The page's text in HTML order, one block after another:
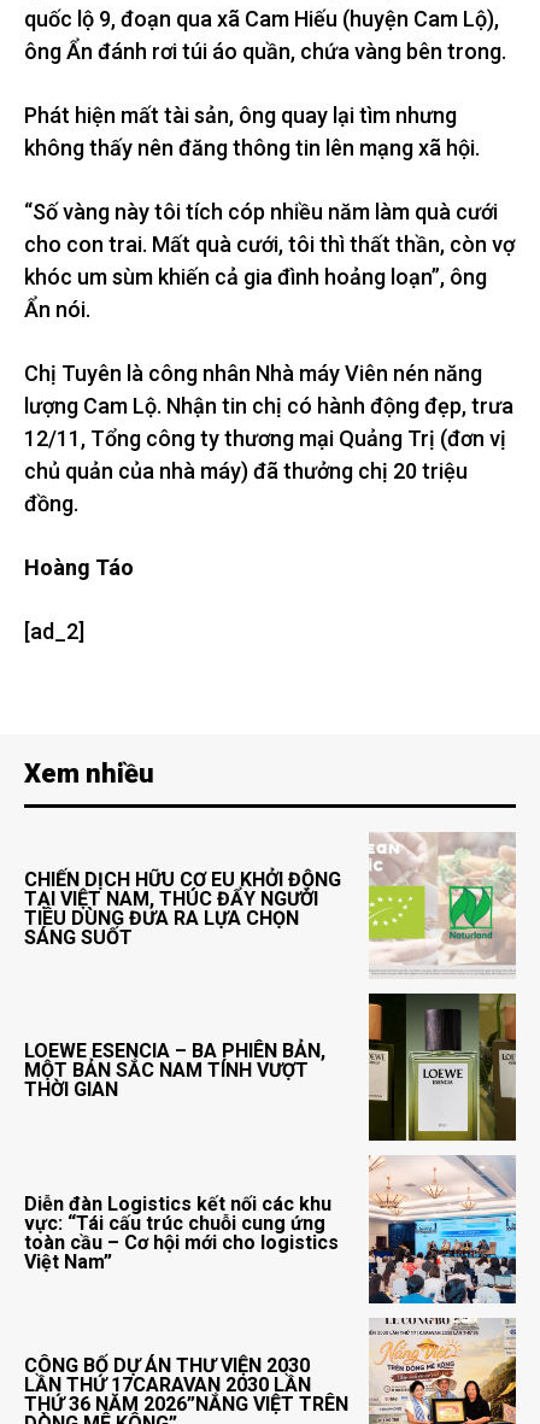
quốc lộ 9, đoạn qua xã Cam Hiếu (huyện Cam Lộ),
ông Ẩn đánh rơi túi áo quần, chứa vàng bên trong.
Phát hiện mất tài sản, ông quay lại tìm nhưng
không thấy nên đăng thông tin lên mạng xã hội.
“Số vàng này tôi tích cóp nhiều năm làm quà cưới
cho con trai. Mất quà cưới, tôi thì thất thần, còn vợ
khóc um sùm khiến cả gia đình hoảng loạn”, ông
Ẩn nói.
Chị Tuyên là công nhân Nhà máy Viên nén năng
lượng Cam Lộ. Nhận tin chị có hành động đẹp, trưa
12/11, Tổng công ty thương mại Quảng Trị (đơn vị
chủ quản của nhà máy) đã thưởng chị 20 triệu
đồng.
Hoàng Táo
[ad_2]
Xem nhiều
CHIẾN DỊCH HỮU CƠ EU KHỞI ĐỘNG
TẠI VIỆT NAM, THÚC ĐẨY NGƯỜI
TIÊU DÙNG ĐƯA RA LỰA CHỌN
SÁNG SUỐT
LOEWE ESENCIA – BA PHIÊN BẢN,
MỘT BẢN SẮC NAM TÍNH VƯỢT
THỜI GIAN
Diễn đàn Logistics kết nối các khu
vực: “Tái cấu trúc chuỗi cung ứng
toàn cầu – Cơ hội mới cho logistics
Việt Nam”
CÔNG BỐ DỰ ÁN THƯ VIỆN 2030
LẦN THỨ 17CARAVAN 2030 LẦN
THỨ 36 NĂM 2026”NẮNG VIỆT TRÊN